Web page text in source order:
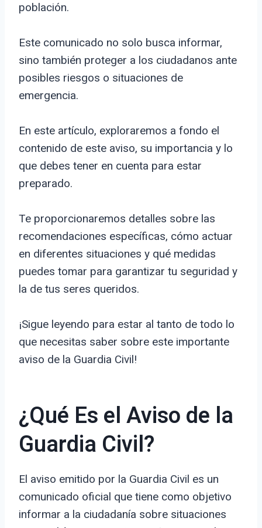
población.
Este comunicado no solo busca informar,
sino también proteger a los ciudadanos ante
posibles riesgos o situaciones de
emergencia.
En este artículo, exploraremos a fondo el
contenido de este aviso, su importancia y lo
que debes tener en cuenta para estar
preparado.
Te proporcionaremos detalles sobre las
recomendaciones específicas, cómo actuar
en diferentes situaciones y qué medidas
puedes tomar para garantizar tu seguridad y
la de tus seres queridos.
¡Sigue leyendo para estar al tanto de todo lo
que necesitas saber sobre este importante
aviso de la Guardia Civil!
¿Qué Es el Aviso de la
Guardia Civil?
El aviso emitido por la Guardia Civil es un
comunicado oficial que tiene como objetivo
informar a la ciudadanía sobre situaciones